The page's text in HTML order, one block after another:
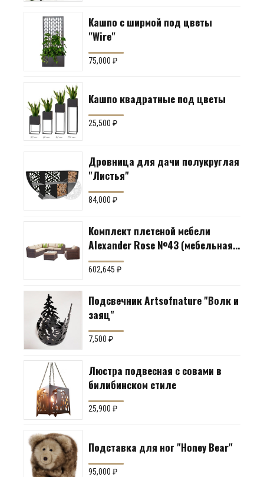
Кашпо с ширмой под цветы
"Wire"
75,000₽
Кашпо квадратные под цветы
25,500₽
Дровница для дачи полукруглая
"Листья"
84,000₽
Комплект плетеной мебели
Alexander Rose №43 (мебельная
группа для гостиной или
террасы)
602,645₽
Подсвечник Artsofnature "Волк и
заяц"
7,500₽
Люстра подвесная с совами в
билибинском стиле
25,900₽
Подставка для ног "Honey Bear"
95,000₽